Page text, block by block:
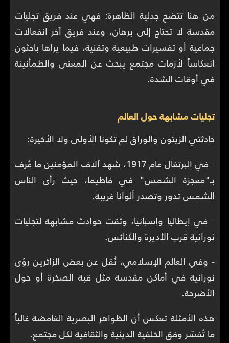
من هنا تتضح جدلية الظاهرة: فهي عند فريق تجليات
مقدسة لا تحتاج إلى برهان، وعند فريق آخر انفعالات
جماعية أو تفسيرات طبيعية وتقنية، فيما يراها باحثون
انعكاساً لأزمات مجتمع يبحث عن المعنى والطمأنينة
في أوقات الشدة.
تجليات مشابهة حول العالم
حادثتي الزيتون والوراق لم تكونا الأولى ولا الأخيرة:
- في البرتغال عام 1917، شهد آلاف المؤمنين ما عُرف
بـ"معجزة الشمس" في فاطيما، حيث رأى الناس
الشمس تدور وتصدر ألواناً غريبة.
- في إيطاليا وإسبانيا، وثقت حوادث مشابهة لتجليات
نورانية قرب الأديرة والكنائس.
- وفي العالم الإسلامي، نُقل عن بعض الزائرين رؤى
نورانية في أماكن مقدسة مثل قبة الصخرة أو حول
الأضرحة.
هذه الأمثلة تعكس أن الظواهر البصرية الغامضة غالباً
ما تُفسَّر وفق الخلفية الدينية والثقافية لكل مجتمع.